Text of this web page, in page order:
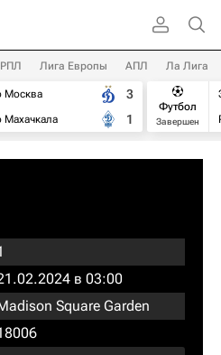
РПЛ Лига Европы АПЛ Ла Лига
Москва
3
1
Футбол
Завершен
в 03:00
Square Garden